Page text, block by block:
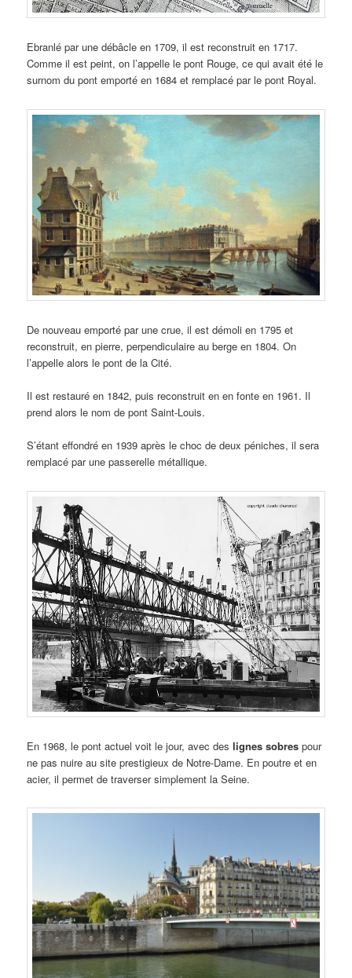
Ebranlé par une débâcle en 1709, il est reconstruit en 1717.
Comme il est peint, on l’appelle le pont Rouge, ce qui avait été le
surnom du pont emporté en 1684 et remplacé par le pont Royal.
De nouveau emporté par une crue, il est démoli en 1795 et
reconstruit, en pierre, perpendiculaire au berge en 1804. On
l’appelle alors le pont de la Cité.
Il est restauré en 1842, puis reconstruit en en fonte en 1961. Il
prend alors le nom de pont Saint-Louis.
S’étant effondré en 1939 après le choc de deux péniches, il sera
remplacé par une passerelle métallique.
En 1968, le pont actuel voit le jour, avec deslignes sobres pour
ne pas nuire au site prestigieux de Notre-Dame. En poutre et en
acier, il permet de traverser simplement la Seine.